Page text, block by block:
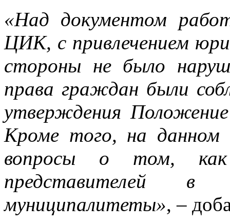
«Над документом
ЦИК, с привлечением
стороны не было
права граждан были
утверждения
Кроме того, на данном
вопросы о том, как
представителей
муниципалитеты», –